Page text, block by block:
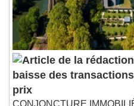
baisse des
prix